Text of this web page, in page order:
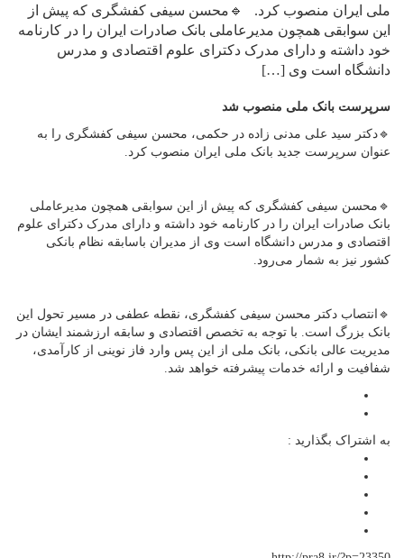
ملی ایران منصوب کرد. 🔹محسن سیفی کفشگری که پیش از
این سوابقی همچون مدیرعاملی بانک صادرات ایران را در کارنامه
خود داشته و دارای مدرک دکترای علوم اقتصادی و مدرس
دانشگاه است وی […]
سرپرست بانک ملی منصوب شد
🔹دکتر سید علی مدنی زاده در حکمی، محسن سیفی کفشگری را به
عنوان سرپرست جدید بانک ملی ایران منصوب کرد.
🔹محسن سیفی کفشگری که پیش از این سوابقی همچون مدیرعاملی
بانک صادرات ایران را در کارنامه خود داشته و دارای مدرک دکترای علوم
اقتصادی و مدرس دانشگاه است وی از مدیران باسابقه نظام بانکی
کشور نیز به شمار می‌رود.
🔹انتصاب دکتر محسن سیفی کفشگری، نقطه عطفی در مسیر تحول این
بانک بزرگ است. با توجه به تخصص اقتصادی و سابقه ارزشمند ایشان در
مدیریت عالی بانکی، بانک ملی از این پس وارد فاز نوینی از کارآمدی،
شفافیت و ارائه خدمات پیشرفته خواهد شد.
به اشتراک بگذارید :